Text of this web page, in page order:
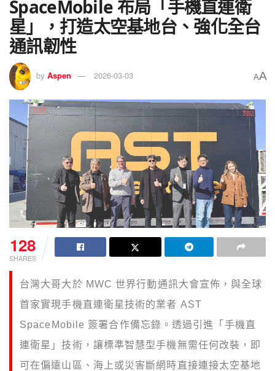
SpaceMobile 布局「手機直連衛
星」，打造太空基地台、強化全台
通訊韌性
by Aspen 2026-03-03 AA
128
SHARES
台灣大哥大於 MWC 世界行動通訊大會宣佈，與全球
首家實現手機直連衛星技術的業者 AST
SpaceMobile 簽署合作備忘錄。透過引進「手機直
連衛星」技術，讓標準智慧型手機無需任何改裝，即
可在偏遠山區、海上或災害斷網時直接連接太空基地